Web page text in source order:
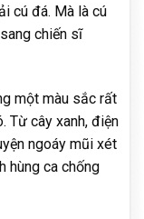
cú đá. Mà là cú
chiến sĩ
một màu sắc rất
Từ cây xanh, điện
ngoáy mũi xét
hùng ca chống